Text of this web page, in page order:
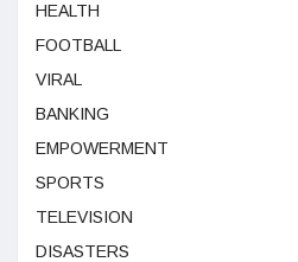
HEALTH
FOOTBALL
VIRAL
BANKING
EMPOWERMENT
SPORTS
TELEVISION
DISASTERS